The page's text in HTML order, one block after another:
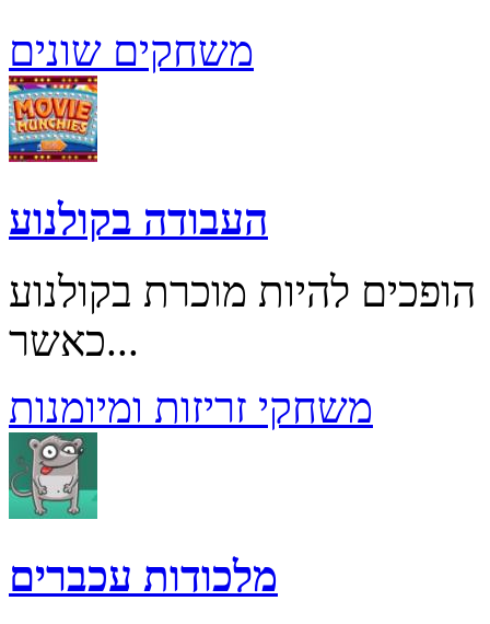
משחקים שונים
העבודה בקולנוע
להיות מוכרת בקולנוע
כאשר...
משחקי זריזות ומיומנות
מלכודות עכברים